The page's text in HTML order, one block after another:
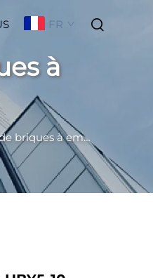
FR
à
à emboîtement